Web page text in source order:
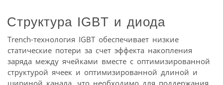
Структура IGBT и диода
Trench-технология IGBT обеспечивает низкие
статические потери за счет эффекта накопления
заряда между ячейками вместе с оптимизированной
структурой ячеек и оптимизированной длиной и
шириной канала, что необходимо для поддержания